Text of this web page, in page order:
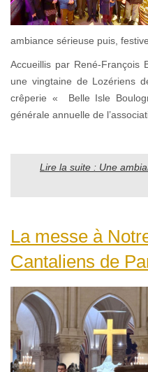
ambiance sérieuse puis, festive.
Accueillis par René-François
une vingtaine de Lozériens
crêperie « Belle Isle
générale annuelle de
Lire la suite : Une
La messe à
Cantaliens de